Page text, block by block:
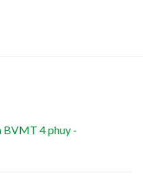
BVMT 4 phuy -